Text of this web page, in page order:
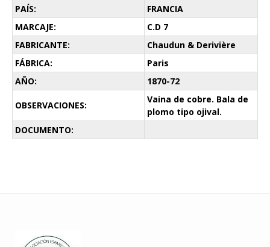
PAÍS:
FRANCIA
MARCAJE:
C.D 7
FABRICANTE:
Chaudun & Derivière
FÁBRICA:
Paris
AÑO:
1870-72
OBSERVACIONES:
Vaina de cobre. Bala de
plomo tipo ojival.
DOCUMENTO: